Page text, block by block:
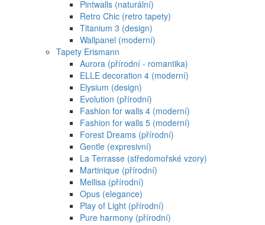
Pintwalls (naturální)
Retro Chic (retro tapety)
Titanium 3 (design)
Wallpanel (moderní)
Tapety Erismann
Aurora (přírodní - romantika)
ELLE decoration 4 (moderní)
Elysium (design)
Evolution (přírodní)
Fashion for walls 4 (moderní)
Fashion for walls 5 (moderní)
Forest Dreams (přírodní)
Gentle (expresivní)
La Terrasse (středomořské vzory)
Martinique (přírodní)
Mellisa (přírodní)
Opus (elegance)
Play of Light (přírodní)
Pure harmony (přírodní)